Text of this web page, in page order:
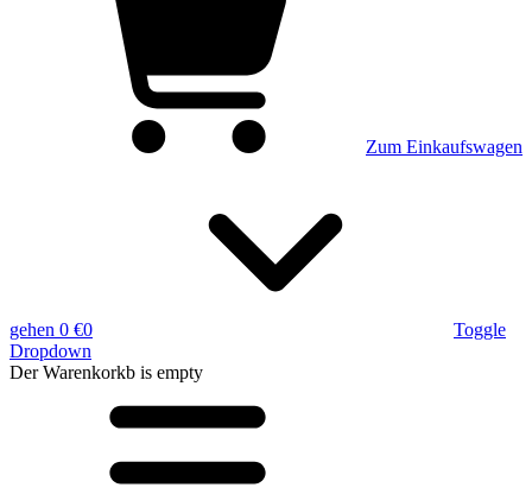
Zum Einkaufswagen
gehen 0 €0
Toggle
Dropdown
Der Warenkorkb is empty